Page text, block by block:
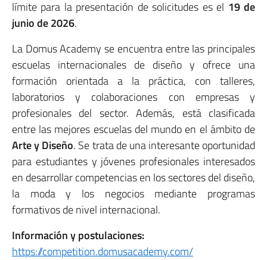
límite para la presentación de solicitudes es el 19 de
junio de 2026.
La Domus Academy se encuentra entre las principales
escuelas internacionales de diseño y ofrece una
formación orientada a la práctica, con talleres,
laboratorios y colaboraciones con empresas y
profesionales del sector. Además, está clasificada
entre las mejores escuelas del mundo en el ámbito de
Arte y Diseño. Se trata de una interesante oportunidad
para estudiantes y jóvenes profesionales interesados
en desarrollar competencias en los sectores del diseño,
la moda y los negocios mediante programas
formativos de nivel internacional.
Información y postulaciones:
https://competition.domusacademy.com/